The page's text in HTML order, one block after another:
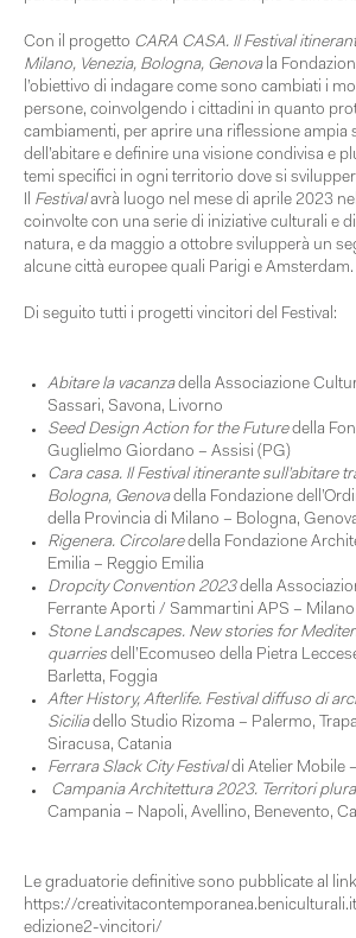
Con il progetto CARA CASA. Il Festival
Milano, Venezia, Bologna, Genovala
l’obiettivo di indagare come sono cambiati i
persone, coinvolgendo i cittadini in quanto
cambiamenti, per aprire una riflessione ampia
dell’abitare e definire una visione condivisa e
temi specifici in ogni territorio dove si
Il Festivalavrà luogo nel mese di aprile 2023
coinvolte con una serie di iniziative culturali e
natura, e da maggio a ottobre svilupperà un
alcune città europee quali Parigi e Amsterdam.
Di seguito tutti i progetti vincitori del Festival:
Abitare la vacanzadella Associazione
Sassari, Savona, Livorno
Seed Design Action for the Futuredella
Guglielmo Giordano – Assisi (PG)
Cara casa. Il Festival itinerante sull’abitare
Bologna, Genovadella Fondazione
della Provincia di Milano – Bologna,
Rigenera. Circolaredella Fondazione
Emilia – Reggio Emilia
Dropcity Convention 2023della
Ferrante Aporti / Sammartini APS – Milano
Stone Landscapes. New stories for
quarries dell’Ecomuseo della Pietra
Barletta, Foggia
After History, Afterlife. Festival diffuso di
Siciliadello Studio Rizoma – Palermo,
Siracusa, Catania
Ferrara Slack City Festivaldi Atelier Mobile
Campania Architettura 2023. Territori
Campania – Napoli, Avellino, Benevento,
Le graduatorie definitive sono pubblicate al
https://
edizione2-vincitori/